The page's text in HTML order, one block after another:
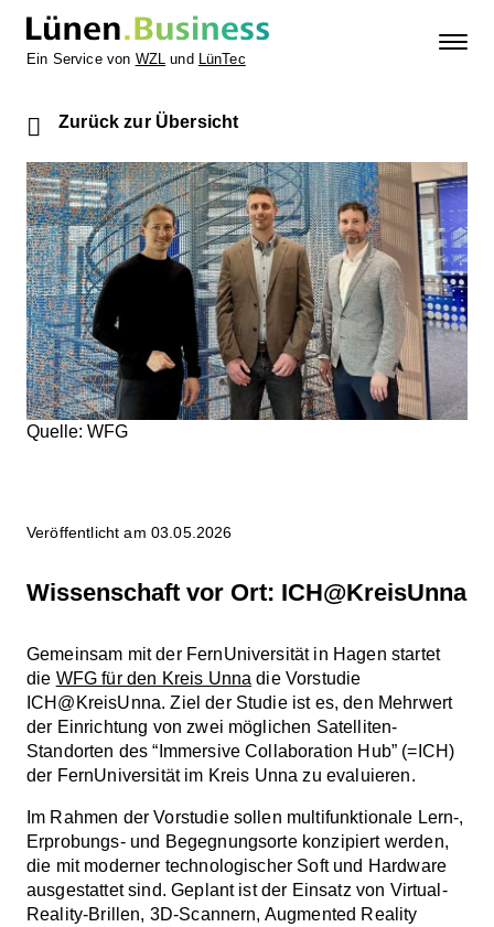
Ein Service von WZL und LünTec
Zurück zur Übersicht
Quelle: WFG
Veröffentlicht am 03.05.2026
Wissenschaft vor Ort: ICH@KreisUnna
Gemeinsam mit der FernUniversität in Hagen startet
die WFG für den Kreis Unna die Vorstudie
ICH@KreisUnna. Ziel der Studie ist es, den Mehrwert
der Einrichtung von zwei möglichen Satelliten-
Standorten des “Immersive Collaboration Hub” (=ICH)
der FernUniversität im Kreis Unna zu evaluieren.
Im Rahmen der Vorstudie sollen multifunktionale Lern-,
Erprobungs- und Begegnungsorte konzipiert werden,
die mit moderner technologischer Soft und Hardware
ausgestattet sind. Geplant ist der Einsatz von Virtual-
Reality-Brillen, 3D-Scannern, Augmented Reality